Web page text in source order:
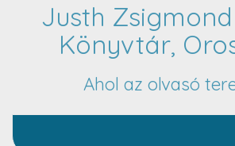
Justh
Könyvtár,
Ahol az olvasó